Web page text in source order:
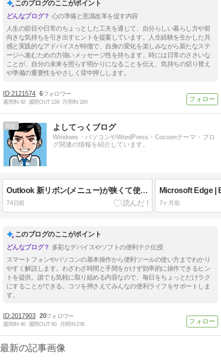
このブログのここがポイント
心の準備と意識改革を促す内容
人生の節目や日常のちょっとした工夫を通じて、自分らしい暮らし方や前
向きな気持ちを引き出すヒントを提案しています。人生経験を生かした共
感と実践的なアドバイスが特徴で、自身の変化を楽しみながら新たなステ
ージへ進むための力強いメッセージ性を持ちます。時には⽇常のささいな
ことが、自分の未来を照らす明かりになることを伝え、気持ちの切り替え
や準備の重要性をやさしく背中押しします。
2121574 6
週間IN:42 週間OUT:138 月間IN:180
6 よしてっくブログ
Windows・パソコンやWordPress・Cocoonテーマ・ブロ
グ関連の情報を紹介しています。
Outlook 新リボン(メニュー)が狭くて使いにくい｜広いクラシックリボンに戻す方法
74日前 7ヶ月前
このブログのここがポイント
多彩なデバイスやソフトの便利テク伝授
スマートフォンやパソコンの基本操作から便利ツールの使い方までわかり
やすく解説します。わざわざ時間と手間をかけず効率的に操作できるヒン
トを提供。誰でも気軽に取り組める内容なので、毎日をちょっとだけラク
にすることができる。コツを押さえてみんなの便利ライフをサポートしま
す。
2017903 20
週間IN:40 週間OUT:80 月間IN:245
最新の記事画像